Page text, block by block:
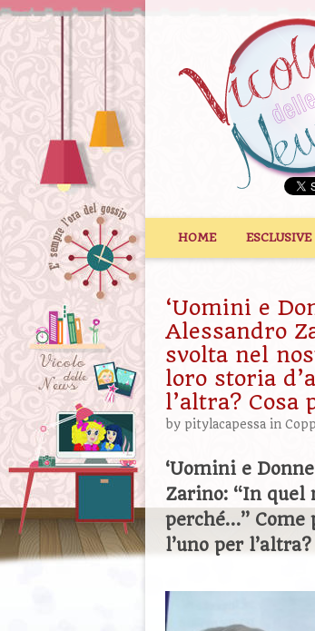
HOME ESCLUSIVE
‘Uomini e
Alessandro
svolta nel
loro storia
l’altra? Cosa
by pitylacapessa in
‘Uomini e
Zarino: “In quel
perché…” Come
l’uno per